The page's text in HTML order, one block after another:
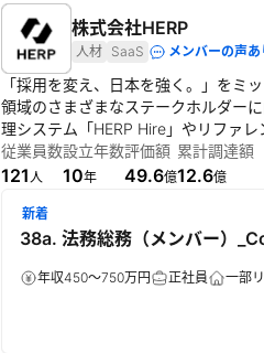
株式会社HERP
人材 SaaS メンバーの声あ
「採用を変え、日本を強く。」をミ
領域のさまざまなステークホルダー
理システム「HERP Hire」やリファ
ブミル」などの提供を通じて、企業
従業員数
121人
設立年数
10年
評価額
49.6億
累計調達額
12.6億
新着
38a. 法務総務（メンバー）
年収450～750万円 正社員 一部